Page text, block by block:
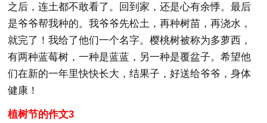
之后，连土都不敢看了。回到家，还是心有余悸。最后
是爷爷帮我种的。我爷爷先松土，再种树苗，再浇水，
就完了！我给了他们一个名字。樱桃树被称为多萝西，
有两种蓝莓树，一种是蓝蓝，另一种是覆盆子。希望他
们在新的一年里快快长大，结果子，好送给爷爷，身体
健康！
植树节的作文3